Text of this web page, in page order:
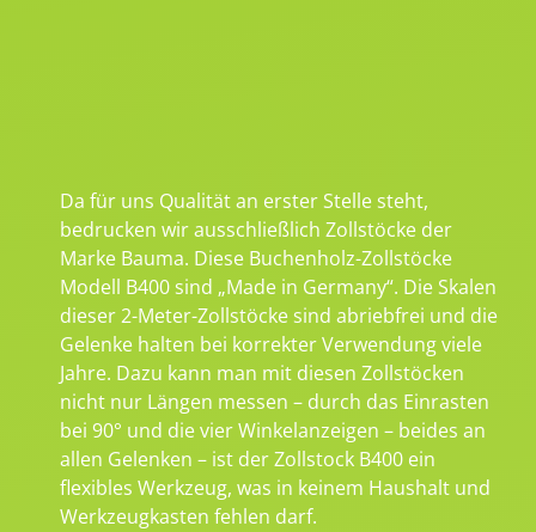
Da für uns Qualität an erster Stelle steht,
bedrucken wir ausschließlich Zollstöcke der
Marke Bauma. Diese Buchenholz-Zollstöcke
Modell B400 sind „Made in Germany“. Die Skalen
dieser 2-Meter-Zollstöcke sind abriebfrei und die
Gelenke halten bei korrekter Verwendung viele
Jahre. Dazu kann man mit diesen Zollstöcken
nicht nur Längen messen – durch das Einrasten
bei 90° und die vier Winkelanzeigen – beides an
allen Gelenken – ist der Zollstock B400 ein
flexibles Werkzeug, was in keinem Haushalt und
Werkzeugkasten fehlen darf.